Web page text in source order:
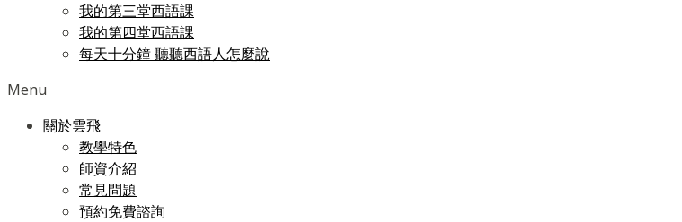
我的第三堂西語課
我的第四堂西語課
每天十分鐘 聽聽西語人怎麼說
Menu
關於雲飛
教學特色
師資介紹
常見問題
預約免費諮詢